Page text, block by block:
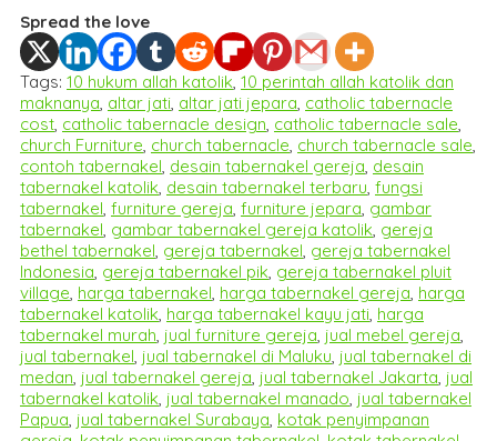
Spread the love
Tags: 10 hukum allah katolik, 10 perintah allah katolik dan
maknanya, altar jati, altar jati jepara, catholic tabernacle
cost, catholic tabernacle design, catholic tabernacle sale,
church Furniture, church tabernacle, church tabernacle sale,
contoh tabernakel, desain tabernakel gereja, desain
tabernakel katolik, desain tabernakel terbaru, fungsi
tabernakel, furniture gereja, furniture jepara, gambar
tabernakel, gambar tabernakel gereja katolik, gereja
bethel tabernakel, gereja tabernakel, gereja tabernakel
Indonesia, gereja tabernakel pik, gereja tabernakel pluit
village, harga tabernakel, harga tabernakel gereja, harga
tabernakel katolik, harga tabernakel kayu jati, harga
tabernakel murah, jual furniture gereja, jual mebel gereja,
jual tabernakel, jual tabernakel di Maluku, jual tabernakel di
medan, jual tabernakel gereja, jual tabernakel Jakarta, jual
tabernakel katolik, jual tabernakel manado, jual tabernakel
Papua, jual tabernakel Surabaya, kotak penyimpanan